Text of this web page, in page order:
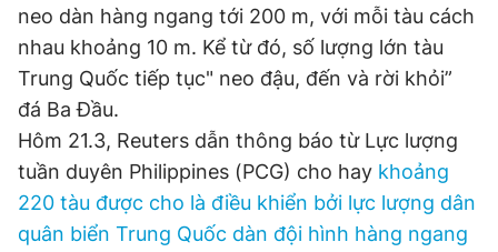
Theo dõi báo trên
Hotline
0906 645 777
Liên hệ quảng cáo
0908 780 404
Đặt báo Quảng cáo RSS Tòa soạn Chính sách bảo
neo dàn hàng ngang tới 200 m, với mỗi tàu cách
nhau khoảng 10 m. Kể từ đó, số lượng lớn tàu
Trung Quốc tiếp tục" neo đậu, đến và rời khỏi”
đá Ba Đầu.
Hôm 21.3, Reuters dẫn thông báo từ Lực lượng
tuần duyên Philippines (PCG) cho hay khoảng
220 tàu được cho là điều khiển bởi lực lượng dân
quân biển Trung Quốc dàn đội hình hàng ngang